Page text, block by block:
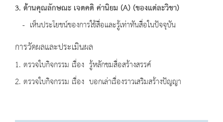
3. ด้านคุณลักษณะ เจตคติ ค่านิยม (A) (ของแต่ละวิชา)
- เห็นประโยชน์ของการใช้สื่อและรู้เท่าทันสื่อในปัจจุบัน
การวัดผลและประเมินผล
1. ตรวจใบกิจกรรม เรื่อง รู้หลักชมสื่อสร้างสรรค์
2. ตรวจใบกิจกรรม เรื่อง บอกเล่าเรื่องราวเสริมสร้างปัญญา